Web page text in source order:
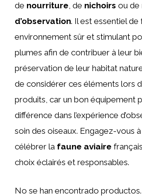
de nourriture, de nichoirs ou de
d’observation. Il est essentiel de
environnement sûr et stimulant
plumes afin de contribuer à leur
préservation de leur habitat
de considérer ces éléments lors
produits, car un bon équipement
différence dans l’expérience
soin des oiseaux. Engagez-vous
célébrer la faune aviaire
choix éclairés et responsables.
No se han encontrado productos.